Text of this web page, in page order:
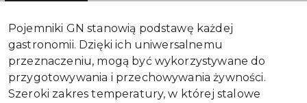
Pojemniki GN stanowią podstawę każdej
gastronomii. Dzięki ich uniwersalnemu
przeznaczeniu, mogą być wykorzystywane do
przygotowywania i przechowywania żywności.
Szeroki zakres temperatury, w której stalowe